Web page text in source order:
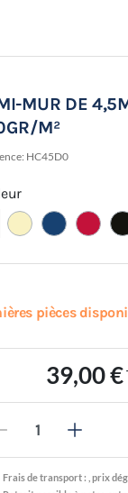
MUR DE
M²
HC45D0
pièces
39,00 €
+
Frais de transport : ,prix